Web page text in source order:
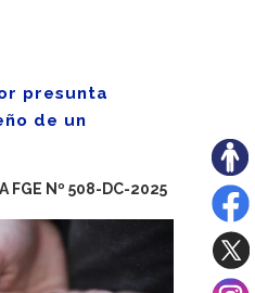
presunta
de un
FGE Nº 508-DC-2025